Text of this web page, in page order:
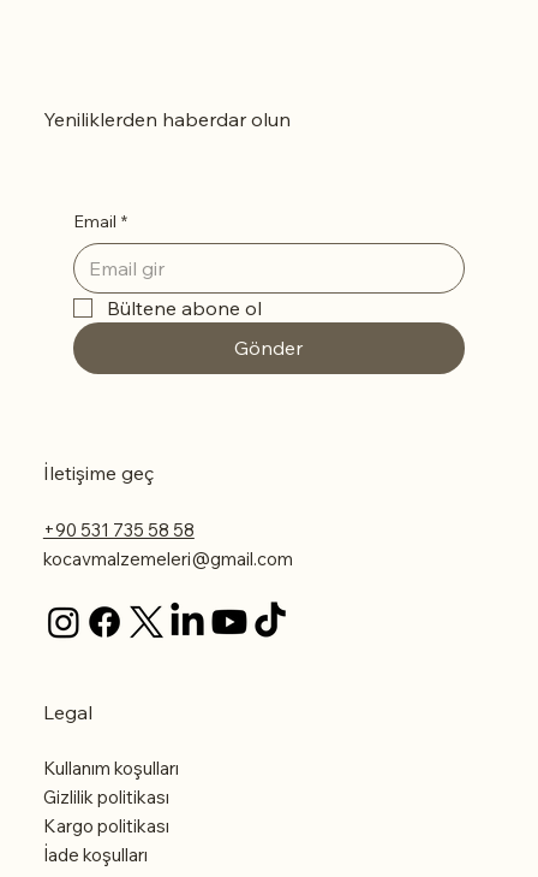
Yeniliklerden haberdar olun
Email *
Bültene abone ol
Gönder
İletişime geç
+90 531 735 58 58
kocavmalzemeleri@gmail.com
Legal
Kullanım koşulları
Gizlilik politikası
Kargo politikası
İade koşulları